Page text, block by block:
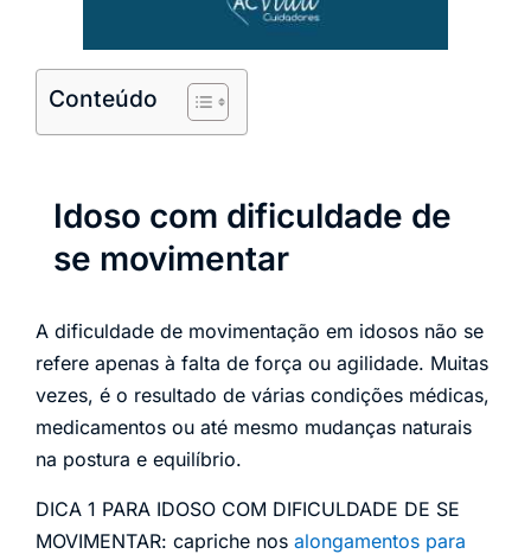
Conteúdo
Idoso com dificuldade de
se movimentar
A dificuldade de movimentação em idosos não se
refere apenas à falta de força ou agilidade. Muitas
vezes, é o resultado de várias condições médicas,
medicamentos ou até mesmo mudanças naturais
na postura e equilíbrio.
DICA 1 PARA IDOSO COM DIFICULDADE DE SE
MOVIMENTAR: capriche nos alongamentos para